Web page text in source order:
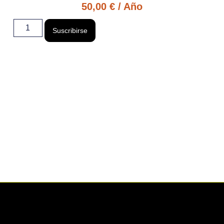
50,00 € / Año
Suscribirse